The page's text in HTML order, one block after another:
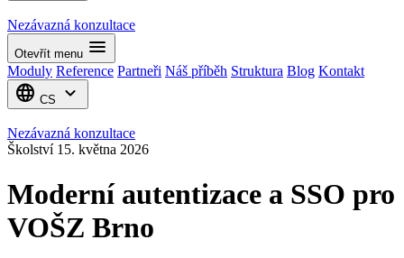
Nezávazná konzultace
Otevřít menu menu
Moduly Reference Partneři Náš příběh Struktura Blog Kontakt
language CS expand_more
Nezávazná konzultace
Školství 15. května 2026
Moderní autentizace a SSO pro
VOŠZ Brno